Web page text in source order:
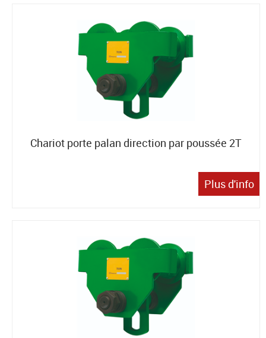
Chariot porte palan direction par poussée 2T
Plus d'info